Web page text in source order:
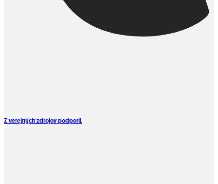
Z verejných zdrojov podporil